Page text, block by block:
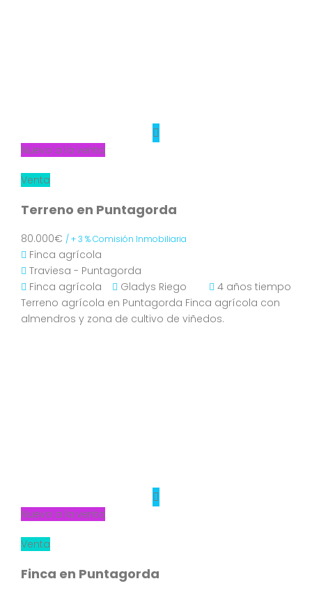
Nuevo a la venta
Venta
Terreno en Puntagorda
80.000€ / + 3 % Comisión Inmobiliaria
Finca agrícola
Traviesa - Puntagorda
Finca agrícola
Gladys Riego
4 años tiempo
Terreno agrícola en Puntagorda Finca agrícola con
almendros y zona de cultivo de viñedos.
Nuevo a la venta
Venta
Finca en Puntagorda